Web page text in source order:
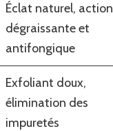
Éclat naturel, action
dégraissante et
antifongique
Exfoliant doux,
élimination des
impuretés